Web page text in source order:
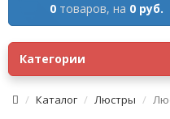
0 товаров, на 0 руб.
Категории
Каталог Люстры